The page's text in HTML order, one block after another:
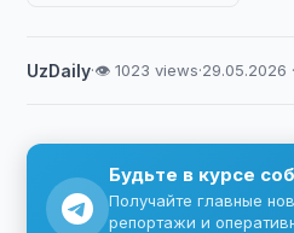
UzDaily·👁 1023 views·29.05.2026
Будьте в курсе
Получайте главные
репортажи и